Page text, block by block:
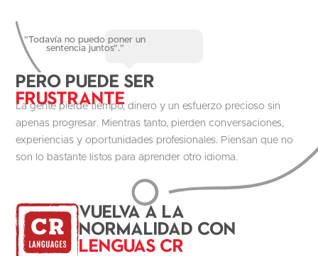
"Todavía no puedo poner un
sentencia juntos"."
Pero puede ser
Frustrante
La gente pierde tiempo, dinero y un esfuerzo precioso sin
apenas progresar. Mientras tanto, pierden conversaciones,
experiencias y oportunidades profesionales. Piensan que no
son lo bastante listos para aprender otro idioma.
Vuelva a la
normalidad con
Lenguas CR